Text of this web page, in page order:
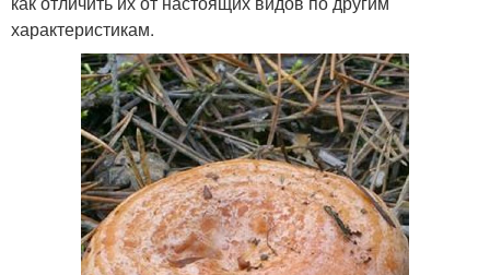
характеристикам.